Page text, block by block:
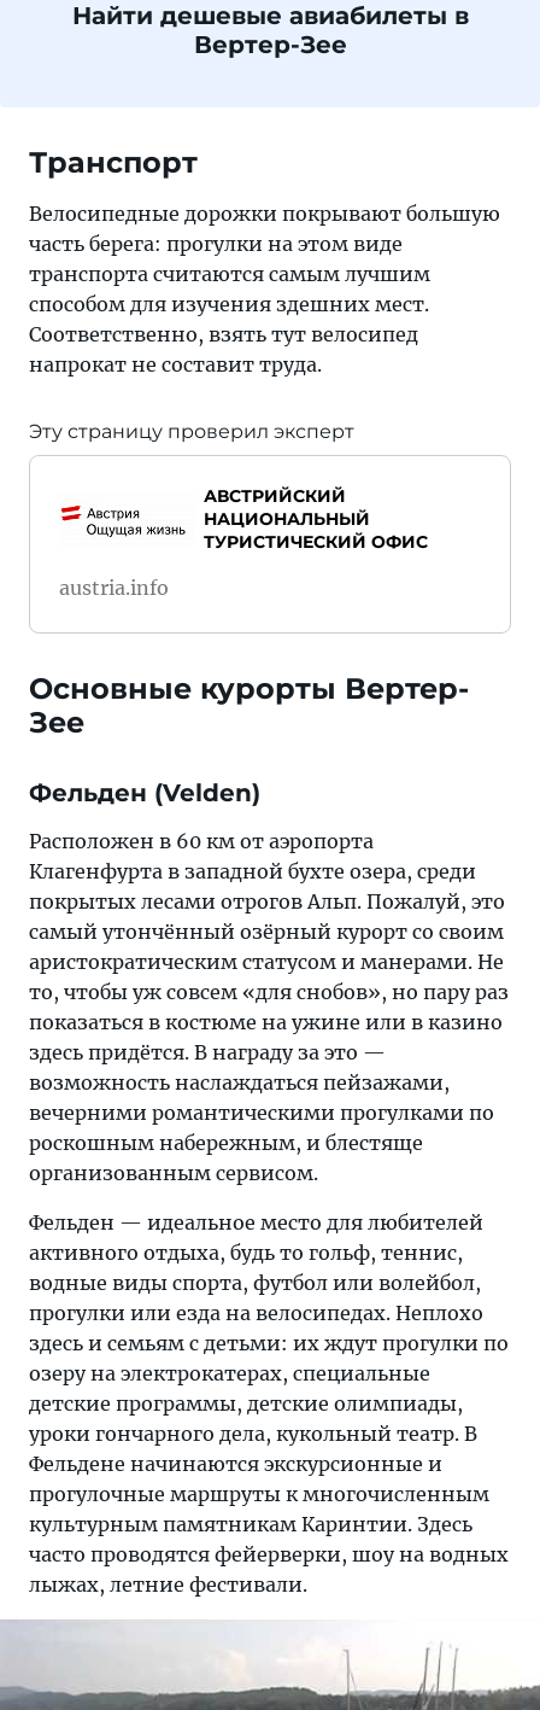
Найти дешевые авиабилеты в
Вертер-Зее
Транспорт
Велосипедные дорожки покрывают большую
часть берега: прогулки на этом виде
транспорта считаются самым лучшим
способом для изучения здешних мест.
Соответственно, взять тут велосипед
напрокат не составит труда.
Эту страницу проверил эксперт
АВСТРИЙСКИЙ
НАЦИОНАЛЬНЫЙ
ТУРИСТИЧЕСКИЙ ОФИС
austria.info
Основные курорты Вертер-
Зее
Фельден (Velden)
Расположен в 60 км от аэропорта
Клагенфурта в западной бухте озера, среди
покрытых лесами отрогов Альп. Пожалуй, это
самый утончённый озёрный курорт со своим
аристократическим статусом и манерами. Не
то, чтобы уж совсем «для снобов», но пару раз
показаться в костюме на ужине или в казино
здесь придётся. В награду за это —
возможность наслаждаться пейзажами,
вечерними романтическими прогулками по
роскошным набережным, и блестяще
организованным сервисом.
Фельден — идеальное место для любителей
активного отдыха, будь то гольф, теннис,
водные виды спорта, футбол или волейбол,
прогулки или езда на велосипедах. Неплохо
здесь и семьям с детьми: их ждут прогулки по
озеру на электрокатерах, специальные
детские программы, детские олимпиады,
уроки гончарного дела, кукольный театр. В
Фельдене начинаются экскурсионные и
прогулочные маршруты к многочисленным
культурным памятникам Каринтии. Здесь
часто проводятся фейерверки, шоу на водных
лыжах, летние фестивали.